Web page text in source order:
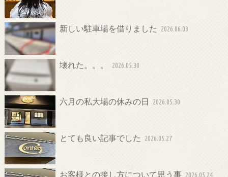
新しい駐車場を借りました 2026.06.03
壊れた。。。 2026.05.30
六月の私大場の休みの日 2026.05.30
とても良い記事でした 2026.05.27
お客様との接し方について思う事 2026.05.24